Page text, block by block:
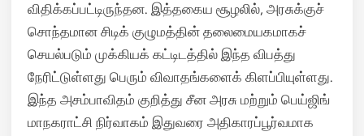
விதிக்கப்பட்டிருந்தன. இத்தகைய சூழலில், அரசுக்குச்
சொந்தமான சிடிக் குழுமத்தின் தலைமையகமாகச்
செயல்படும் முக்கியக் கட்டிடத்தில் இந்த விபத்து
நேரிட்டுள்ளது பெரும் விவாதங்களைக் கிளப்பியுள்ளது.
இந்த அசம்பாவிதம் குறித்து சீன அரசு மற்றும் பெய்ஜிங்
மாநகராட்சி நிர்வாகம் இதுவரை அதிகாரப்பூர்வமாக